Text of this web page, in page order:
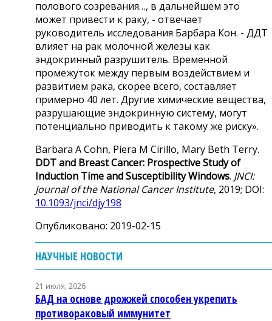
полового созревания…, в дальнейшем это
может привести к раку, - отвечает
руководитель исследования Барбара Кон. - ДДТ
влияет на рак молочной железы как
эндокринный разрушитель. Временной
промежуток между первым воздействием и
развитием рака, скорее всего, составляет
примерно 40 лет. Другие химические вещества,
разрушающие эндокринную систему, могут
потенциально приводить к такому же риску».
Barbara A Cohn, Piera M Cirillo, Mary Beth Terry.
DDT and Breast Cancer: Prospective Study of
Induction Time and Susceptibility Windows. JNCI:
Journal of the National Cancer Institute, 2019; DOI:
10.1093/jnci/djy198
Опубликовано: 2019-02-15
НАУЧНЫЕ НОВОСТИ
21 июля, 2026
БАД на основе дрожжей способен укрепить
противораковый иммунитет